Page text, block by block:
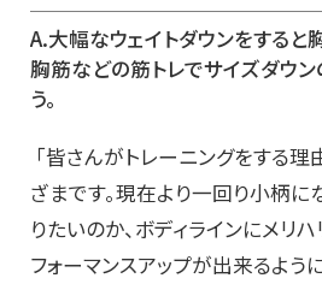
A.大幅なウェイトダウンをすると
胸筋などの筋トレでサイズダウン
う。
「皆さんがトレーニングをする
ざまです。現在より一回り小柄に
りたいのか、ボディラインにメリ
フォーマンスアップが出来るよう